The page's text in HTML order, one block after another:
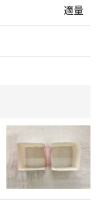
適量